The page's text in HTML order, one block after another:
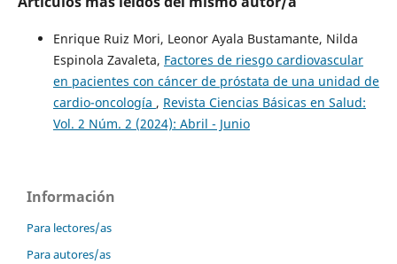
Enrique Ruiz Mori, Leonor Ayala Bustamante, Nilda
Espinola Zavaleta, Factores de riesgo cardiovascular
en pacientes con cáncer de próstata de una unidad de
cardio-oncología , Revista Ciencias Básicas en Salud:
Vol. 2 Núm. 2 (2024): Abril - Junio
Información
Para lectores/as
Para autores/as